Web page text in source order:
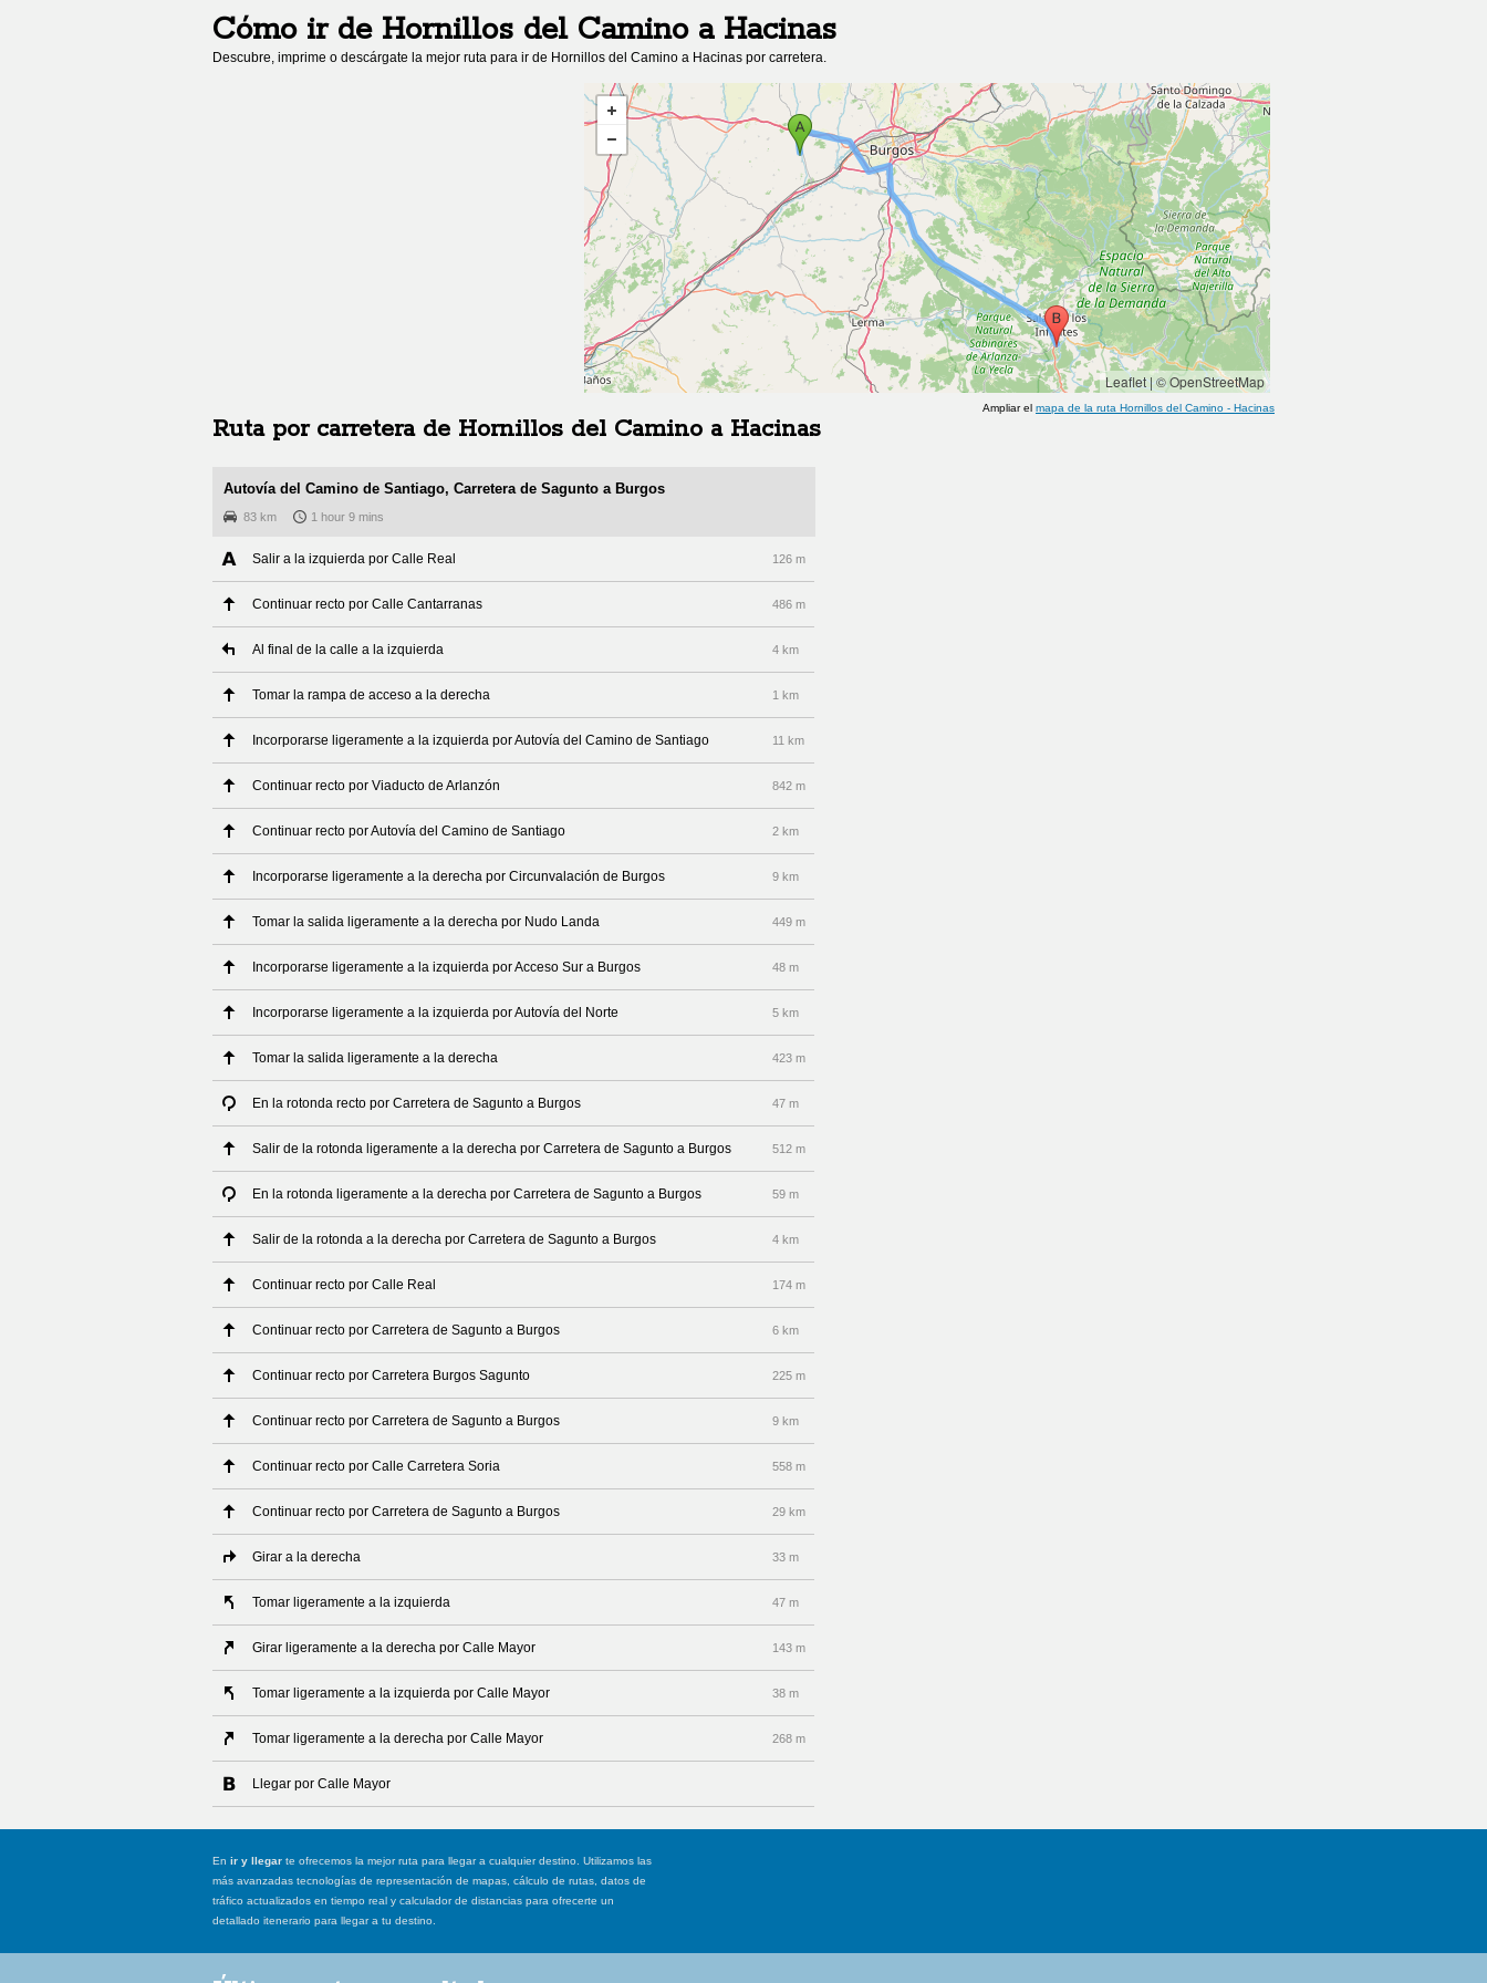
Cómo ir de Hornillos del Caminoa Hacinas
Descubre, imprime o descárgate la mejor ruta para ir de Hornillos del Camino a Hacinas por carretera.
Leaflet|© OpenStreetMap
Ampliar el mapa de la ruta Hornillos del Camino - Hacinas
Ruta por carretera de Hornillos del Camino a Hacinas
Autovía del Camino de Santiago, Carretera de Sagunto a Burgos
83 km 1 hour 9 mins
Salir a la izquierda por Calle Real 126 m
Continuar recto por Calle Cantarranas 486 m
Al final de la calle a la izquierda 4 km
Tomar la rampa de acceso a la derecha 1 km
Incorporarse ligeramente a la izquierda por Autovía del Camino de Santiago 11 km
Continuar recto por Viaducto de Arlanzón 842 m
Continuar recto por Autovía del Camino de Santiago 2 km
Incorporarse ligeramente a la derecha por Circunvalación de Burgos 9 km
Tomar la salida ligeramente a la derecha por Nudo Landa 449 m
Incorporarse ligeramente a la izquierda por Acceso Sur a Burgos 48 m
Incorporarse ligeramente a la izquierda por Autovía del Norte 5 km
Tomar la salida ligeramente a la derecha 423 m
En la rotonda recto por Carretera de Sagunto a Burgos 47 m
Salir de la rotonda ligeramente a la derecha por Carretera de Sagunto a Burgos 512 m
En la rotonda ligeramente a la derecha por Carretera de Sagunto a Burgos 59 m
Salir de la rotonda a la derecha por Carretera de Sagunto a Burgos 4 km
Continuar recto por Calle Real 174 m
Continuar recto por Carretera de Sagunto a Burgos 6 km
Continuar recto por Carretera Burgos Sagunto 225 m
Continuar recto por Carretera de Sagunto a Burgos 9 km
Continuar recto por Calle Carretera Soria 558 m
Continuar recto por Carretera de Sagunto a Burgos 29 km
Girar a la derecha 33 m
Tomar ligeramente a la izquierda 47 m
Girar ligeramente a la derecha por Calle Mayor 143 m
Tomar ligeramente a la izquierda por Calle Mayor 38 m
Tomar ligeramente a la derecha por Calle Mayor 268 m
Llegar por Calle Mayor
En ir y llegar te ofrecemos la mejor ruta para llegar a cualquier destino. Utilizamos las
más avanzadas tecnologías de representación de mapas, cálculo de rutas, datos de
tráfico actualizados en tiempo real y calculador de distancias para ofrecerte un
detallado itenerario para llegar a tu destino.